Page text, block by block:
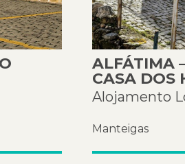
ALFÁTIMA
CASA DOS
Alojamento
Manteigas